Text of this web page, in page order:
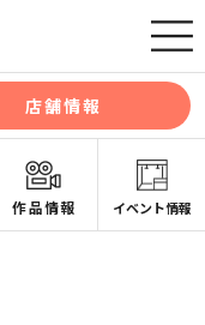
店舗情報
作品情報 イベント情報